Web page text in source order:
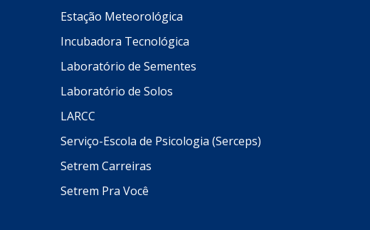
Estação Meteorológica
Incubadora Tecnológica
Laboratório de Sementes
Laboratório de Solos
LARCC
Serviço-Escola de Psicologia (Serceps)
Setrem Carreiras
Setrem Pra Você